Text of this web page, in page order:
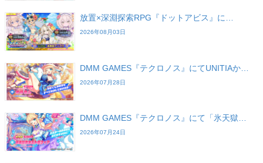
放置×深淵探索RPG『ドットアビス』に…
2026年08月03日
DMM GAMES『テクロノス』にてUNITIAか…
2026年07月28日
DMM GAMES『テクロノス』にて「氷天獄…
2026年07月24日